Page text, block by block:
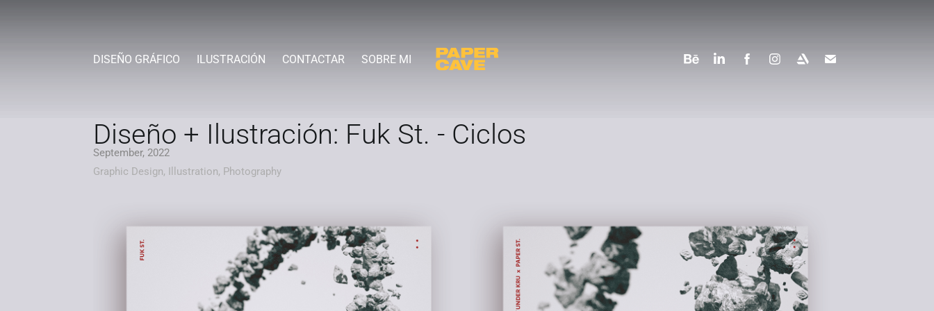
DISEÑO GRÁFICO ILUSTRACIÓN CONTACTAR SOBRE MI
Diseño + Ilustración: Fuk St. - Ciclos
September, 2022
Graphic Design, Illustration, Photography